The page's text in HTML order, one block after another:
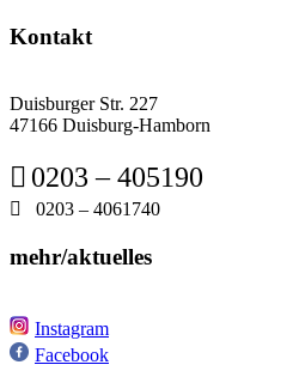
Kontakt
Duisburger Str. 227
47166 Duisburg-Hamborn
 0203 – 405190
 0203 – 4061740
mehr/aktuelles
Instagram
Facebook